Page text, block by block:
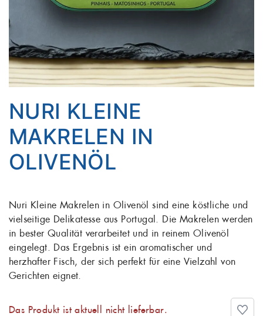
NURI KLEINE
MAKRELEN IN
OLIVENÖL
Nuri Kleine Makrelen in Olivenöl sind eine köstliche und
vielseitige Delikatesse aus Portugal. Die Makrelen werden
in bester Qualität verarbeitet und in reinem Olivenöl
eingelegt. Das Ergebnis ist ein aromatischer und
herzhafter Fisch, der sich perfekt für eine Vielzahl von
Gerichten eignet.
Das Produkt ist aktuell nicht lieferbar.